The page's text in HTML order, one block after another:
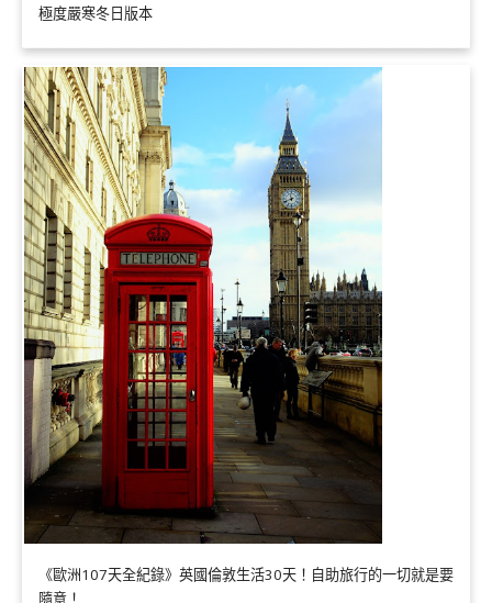
極度嚴寒冬日版本
《歐洲107天全紀錄》英國倫敦生活30天！自助旅行的一切就是要
隨意！